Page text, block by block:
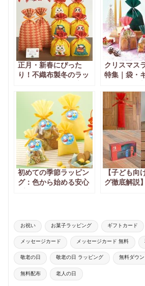
o
o
k
正月・新春にぴった
り！不織布製冬のラッ
クリスマス
特集｜袋・
初めての季節ラッピン
グ：色から始める安心
【子ども向
グ徹底解説
タ
グ：
お祝い お菓子ラッピング ギフトカード
メッセージカード メッセージカード 無料
敬老の日 敬老の日 ラッピング 無料ダウン
無料配布 老人の日